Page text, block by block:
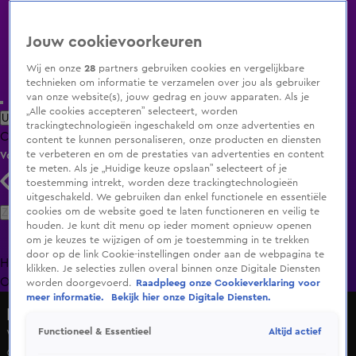
Uitzending Gemist Populaire programma's Zenders Genres
ClipsFilmsRadioSmart TV inlogShop
Volg KIJK
Zoeken
HomeUitzending Gemist Programma's De Bondgenoten
OranjezomerLivestreamsShop
Weerbericht maandag 6 mei 2025
6 mei 2025, 08:09
Jouw cookievoorkeuren
Wij en onze28 partners gebruiken cookies en vergelijkbare
technieken om informatie te verzamelen over jou als gebruiker
van onze website(s), jouw gedrag en jouw apparaten. Als je
„Alle cookies accepteren” selecteert, worden
trackingtechnologieën ingeschakeld om onze advertenties en
content te kunnen personaliseren, onze producten en diensten
te verbeteren en om de prestaties van advertenties en content
te meten. Als je „Huidige keuze opslaan” selecteert of je
toestemming intrekt, worden deze trackingtechnologieën
uitgeschakeld. We gebruiken dan enkel functionele en essentiële
cookies om de website goed te laten functioneren en veilig te
houden. Je kunt dit menu op ieder moment opnieuw openen
om je keuzes te wijzigen of om je toestemming in te trekken
door op de link Cookie-instellingen onder aan de webpagina te
klikken. Je selecties zullen overal binnen onze Digitale Diensten
worden doorgevoerd.
Raadpleeg onze Cookieverklaring voor
meer informatie.
Bekijk hier onze Digitale Diensten.
Functioneel & Essentieel Altijd actief